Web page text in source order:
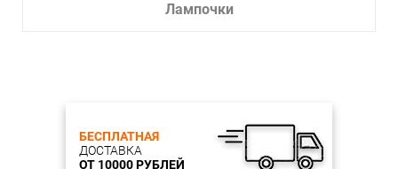
Лампочки
БЕСПЛАТНАЯ
ДОСТАВКА
ОТ 10000 РУБЛЕЙ